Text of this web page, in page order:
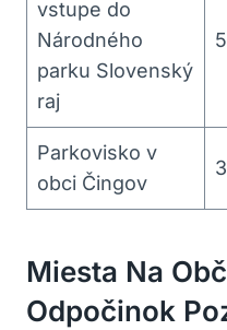
vstupe do
Národného
parku Slovenský
raj
Parkovisko v
obci Čingov
Miesta Na
Odpočinok